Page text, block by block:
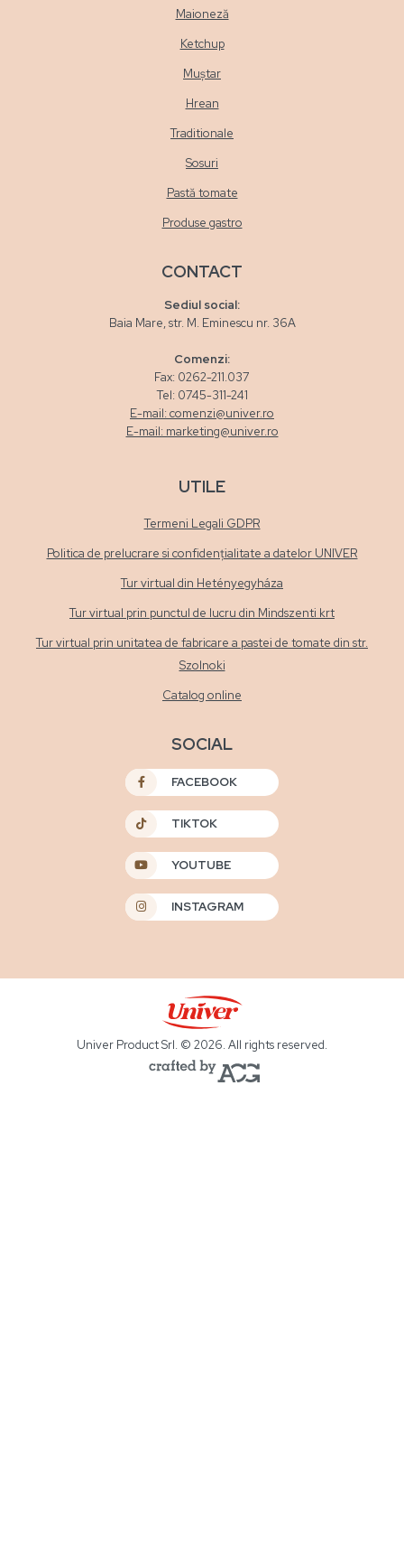
Maioneză
Ketchup
Muștar
Hrean
Traditionale
Sosuri
Pastă tomate
Produse gastro
CONTACT
Sediul social:
Baia Mare, str. M. Eminescu nr. 36A
Comenzi:
Fax: 0262-211.037
Tel: 0745-311-241
E-mail: comenzi@univer.ro
E-mail: marketing@univer.ro
UTILE
Termeni Legali GDPR
Politica de prelucrare si confidențialitate a datelor UNIVER
Tur virtual din Hetényegyháza
Tur virtual prin punctul de lucru din Mindszenti krt
Tur virtual prin unitatea de fabricare a pastei de tomate din str.
Szolnoki
Catalog online
SOCIAL
FACEBOOK
TIKTOK
YOUTUBE
INSTAGRAM
Univer Product Srl. © 2026. All rights reserved.